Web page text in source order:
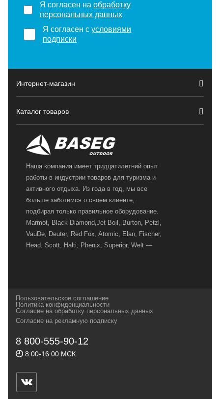
Я согласен на обработку
персональных данных
Я согласен сусловиями
подписки
Интернет-магазин
Каталог товаров
Наша компания имеет тридцатилетний опыт
работы в индустрии товаров для туризма и
активного отдыха. Из года в год, мы все
больше заботимся о своем клиенте,
подбирая только правильное оборудование.
Marmot, Black Diamond,Jet Boil, Burton, Petzl,
VauDe, Deuter, Red Fox, Atomic, Elan, Fischer,
Head, Scott, Halti, Phenix, Superior, Welt —
и взыскательных путешественников,
спортсменов и отдыхающих.
Геннадьевич
ИНН 590300057023 ОГРН 304590319000121
ул.Советская, 25, магазин Басег.
Тел./факс (342) 2101242
Пользовательское соглашение
Политика конфиденциальности
Согласие на обработку персональных данных
Согласие на рекламную подписку
8 800-555-90-12
8:00-16:00 МСК